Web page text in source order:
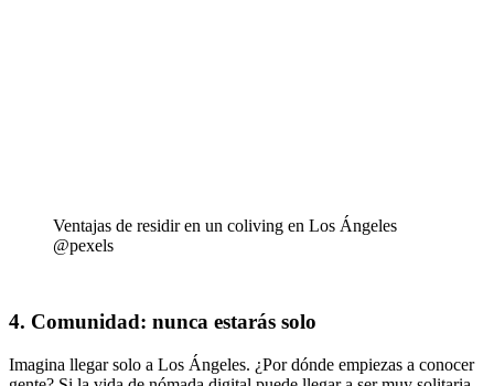
Ventajas de residir en un coliving en Los Ángeles
@pexels
4. Comunidad: nunca estarás solo
Imagina llegar solo a Los Ángeles. ¿Por dónde empiezas a conocer